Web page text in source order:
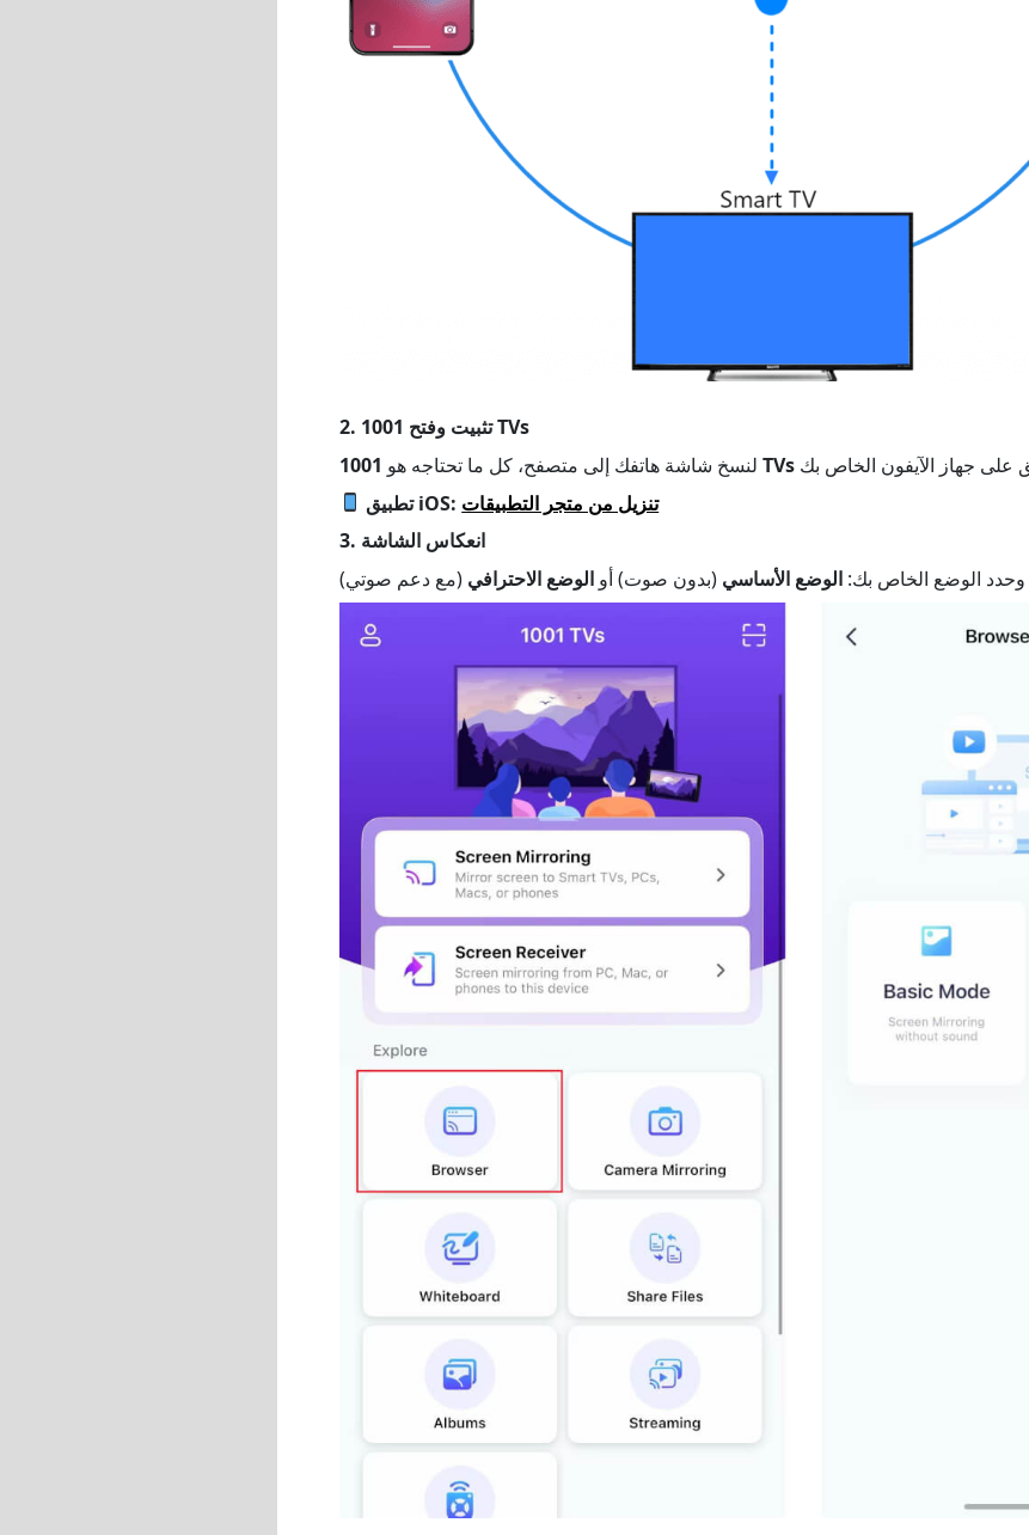
2. تثبيت وفتح 1001 TVs
لنسخ شاشة هاتفك إلى متصفح، كل ما تحتاجه هو 1001 TVs
تطبيق iOS: تنزيل من متجر التطبيقات
3. انعكاس الشاشة
وحدد الوضع الخاص بك: الوضع الأساسي (بدون صوت) أو الوضع الاحترافي